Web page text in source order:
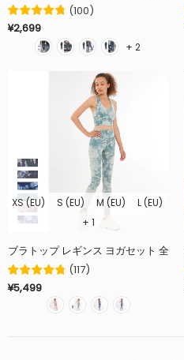
(100)
¥2,699
+ 2
XS (EU) S (EU) M (EU)
L (EU)
+ 1
(117)
¥5,499